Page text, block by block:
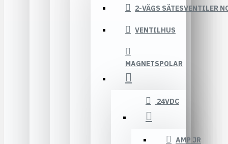
2-VÄGS SÄTESVENTILER
VENTILHUS
MAGNETSPOLAR
24VDC
AMP JR